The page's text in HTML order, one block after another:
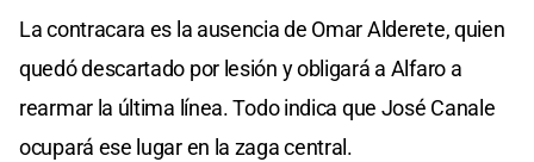
La contracara es la ausencia de Omar Alderete, quien
quedó descartado por lesión y obligará a Alfaro a
rearmar la última línea. Todo indica que José Canale
ocupará ese lugar en la zaga central.